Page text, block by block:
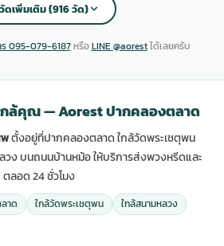
ดเพิ่มเติม (916 วัด)
ร 095-079-6187หรือLINE @aorestได้เลยครับ
กล้คุณ — Aorest ปากคลองตลาด
ตั้งอยู่ที่ปากคลองตลาด ใกล้วัดพระเชตุพน
วง บนถนนบ้านหม้อ ให้บริการส่งพวงหรีดและ
ลอด 24 ชั่วโมง
าด ใกล้วัดพระเชตุพน
ใกล้สนามหลวง